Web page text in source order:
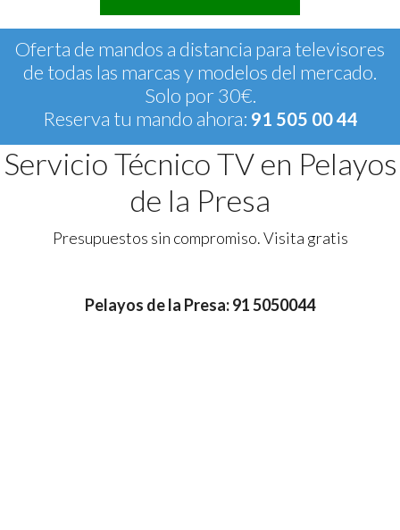
Oferta de mandos a distancia para televisores
de todas las marcas y modelos del mercado.
Solo por 30€.
Reserva tu mando ahora: 91 505 00 44
Servicio Técnico TV en Pelayos
de la Presa
Presupuestos sin compromiso. Visita gratis
Pelayos de la Presa: 91 5050044